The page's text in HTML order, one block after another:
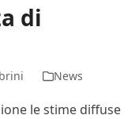
di
News
le stime diffuse